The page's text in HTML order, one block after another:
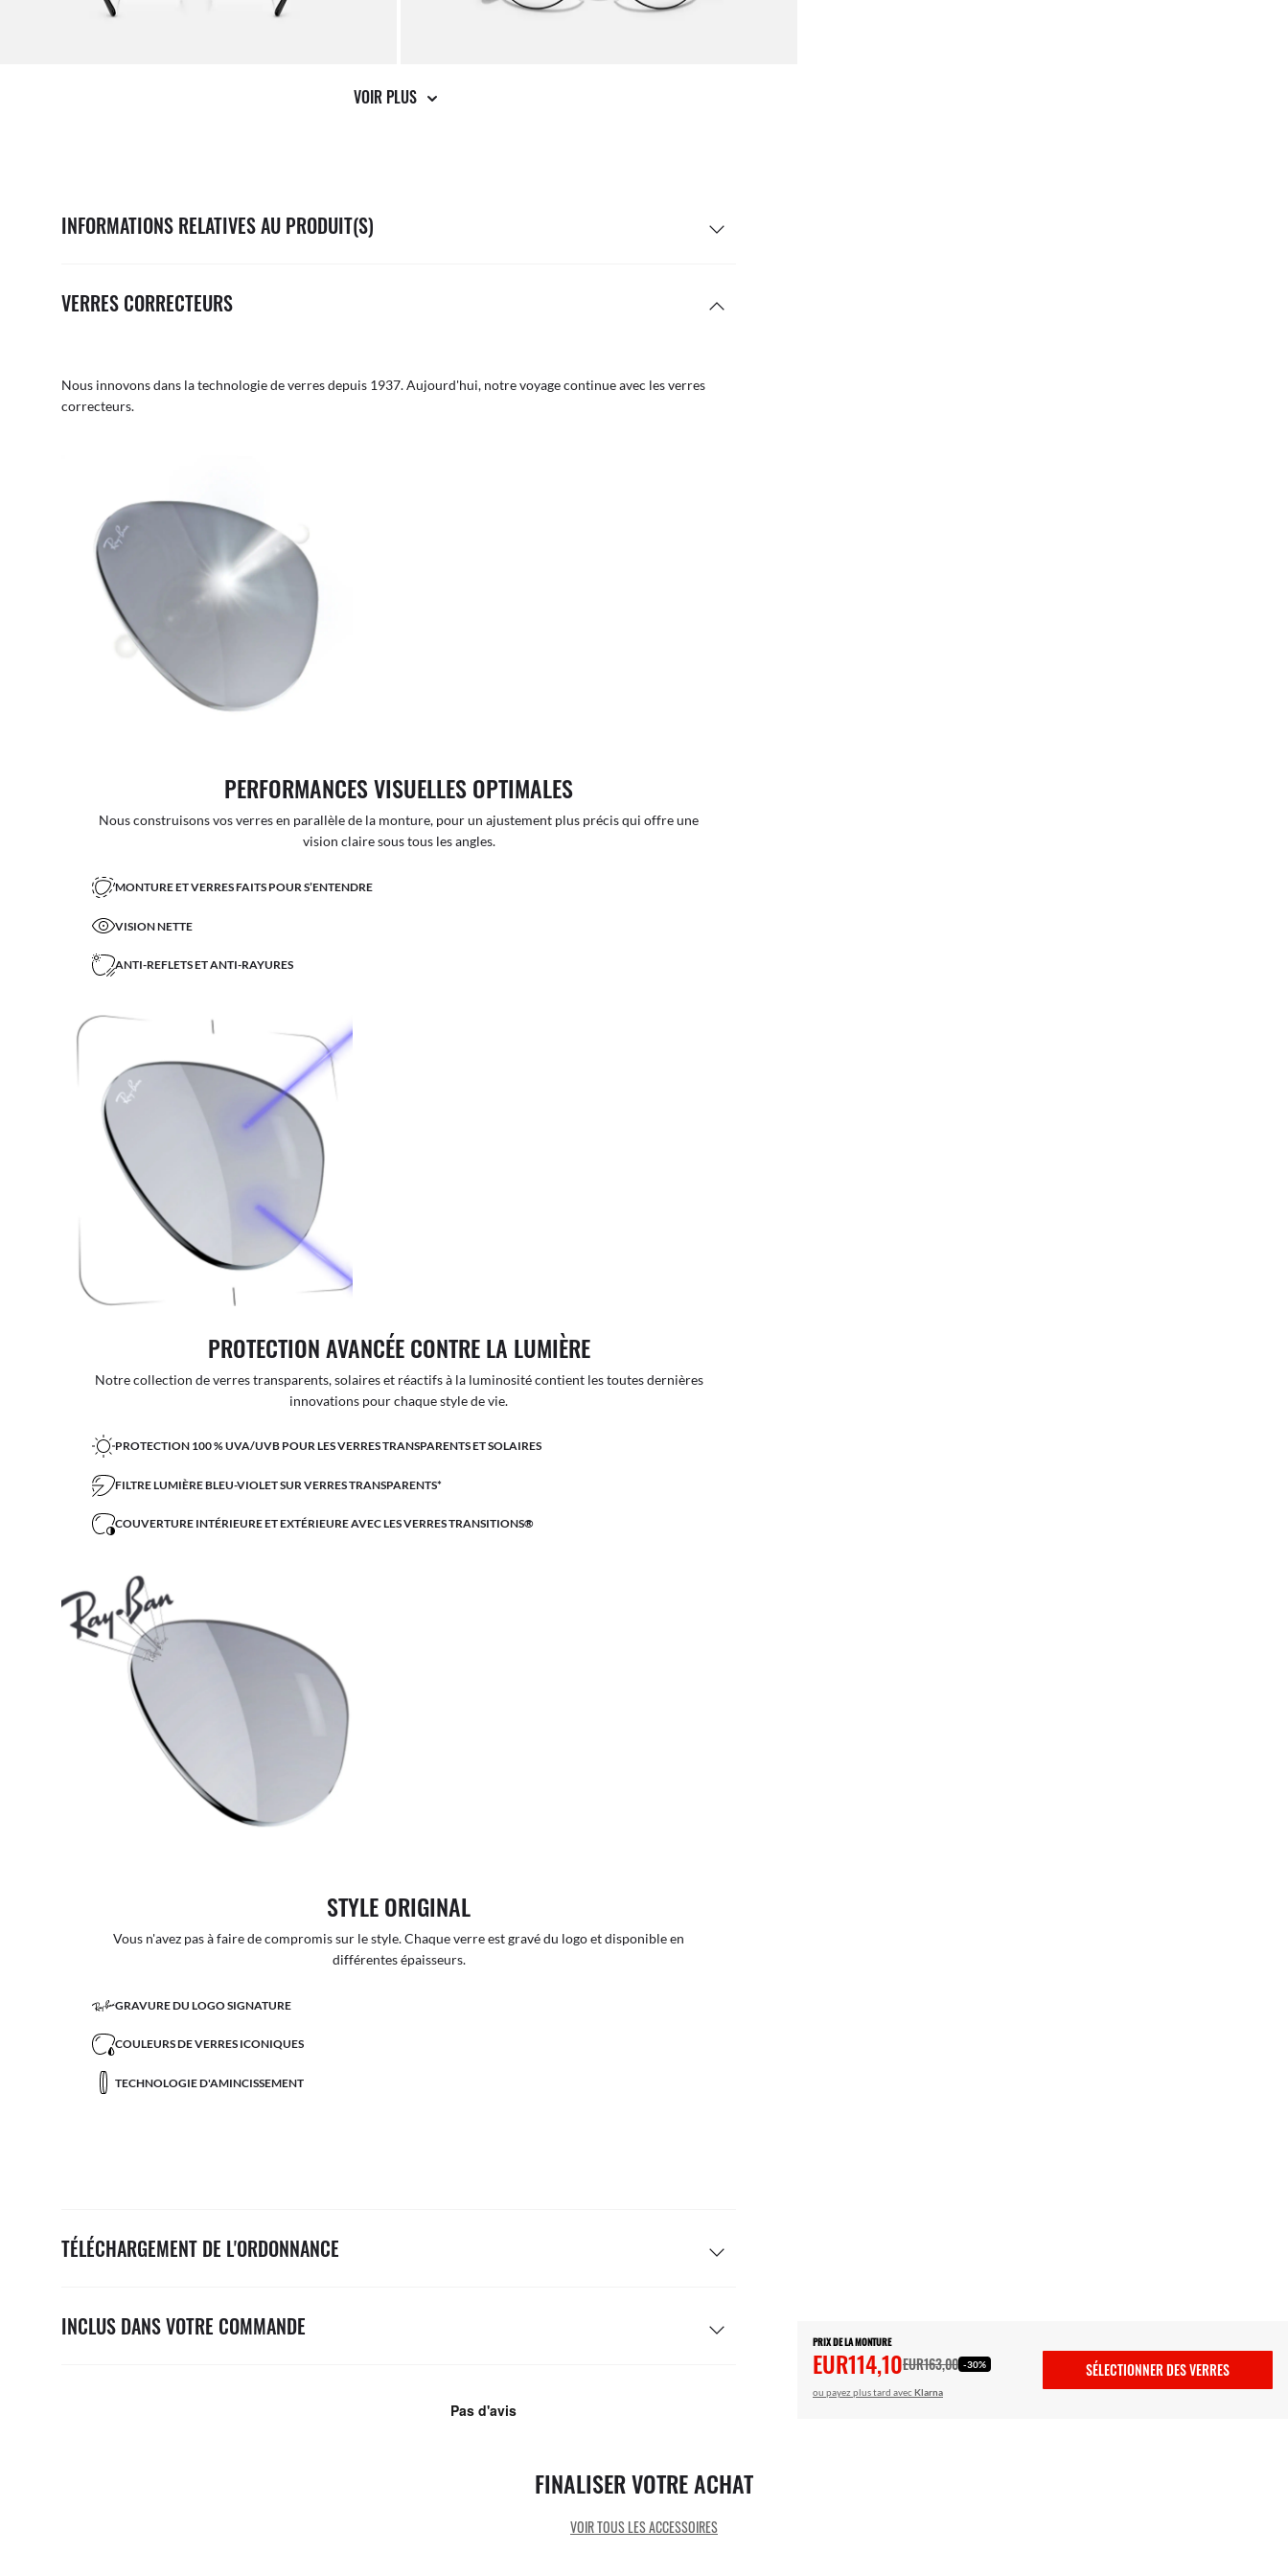
VOIR PLUS
INFORMATIONS RELATIVES AU PRODUIT(S)
VERRES CORRECTEURS
Nous innovons dans la technologie de verres depuis 1937. Aujourd'hui, notre voyage continue avec les verres
correcteurs.
PERFORMANCES VISUELLES OPTIMALES
Nous construisons vos verres en parallèle de la monture, pour un ajustement plus précis qui offre une
vision claire sous tous les angles.
MONTURE ET VERRES FAITS POUR S’ENTENDRE
VISION NETTE
ANTI-REFLETS ET ANTI-RAYURES
PROTECTION AVANCÉE CONTRE LA LUMIÈRE
Notre collection de verres transparents, solaires et réactifs à la luminosité contient les toutes dernières
innovations pour chaque style de vie.
PROTECTION 100 % UVA/UVB POUR LES VERRES TRANSPARENTS ET SOLAIRES
FILTRE LUMIÈRE BLEU-VIOLET SUR VERRES TRANSPARENTS*
COUVERTURE INTÉRIEURE ET EXTÉRIEURE AVEC LES VERRES TRANSITIONS®
STYLE ORIGINAL
Vous n'avez pas à faire de compromis sur le style. Chaque verre est gravé du logo et disponible en
différentes épaisseurs.
GRAVURE DU LOGO SIGNATURE
COULEURS DE VERRES ICONIQUES
TECHNOLOGIE D'AMINCISSEMENT
TÉLÉCHARGEMENT DE L'ORDONNANCE
INCLUS DANS VOTRE COMMANDE
PRIX DE LA MONTURE
EUR114,10EUR163,00 -30%
ou payez plus tard avec Klarna
SÉLECTIONNER DES VERRES
FINALISER VOTRE ACHAT
VOIR TOUS LES ACCESSOIRES